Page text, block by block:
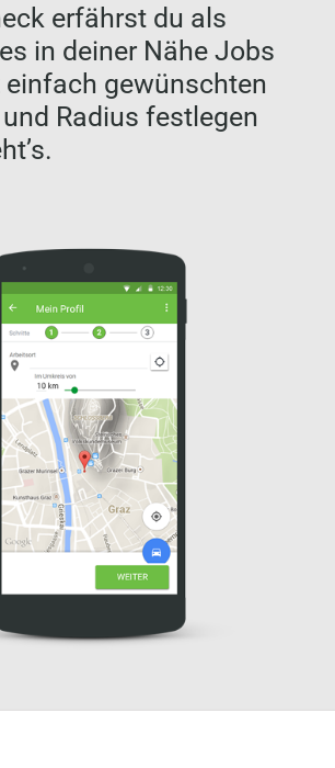
erfährst du als
in deiner Nähe Jobs
einfach gewünschten
Radius festlegen